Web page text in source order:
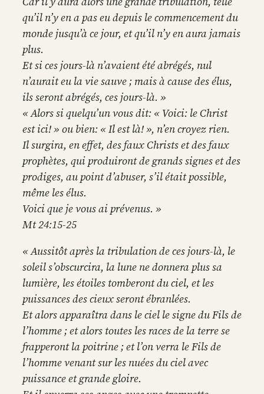
qu’il n’y en a pas eu depuis le commencement du
monde jusqu’à ce jour, et qu’il n’y en aura jamais
plus.
Et si ces jours-là n’avaient été abrégés, nul
n’aurait eu la vie sauve ; mais à cause des élus,
ils seront abrégés, ces jours-là. »
« Alors si quelqu’un vous dit: « Voici: le Christ
est ici! » ou bien: « Il est là! », n’en croyez rien.
Il surgira, en effet, des faux Christs et des faux
prophètes, qui produiront de grands signes et des
prodiges, au point d’abuser, s’il était possible,
même les élus.
Voici que je vous ai prévenus. »
Mt 24:15-25
« Aussitôt après la tribulation de ces jours-là, le
soleil s’obscurcira, la lune ne donnera plus sa
lumière, les étoiles tomberont du ciel, et les
puissances des cieux seront ébranlées.
Et alors apparaîtra dans le ciel le signe du Fils de
l’homme ; et alors toutes les races de la terre se
frapperont la poitrine ; et l’on verra le Fils de
l’homme venant sur les nuées du ciel avec
puissance et grande gloire.